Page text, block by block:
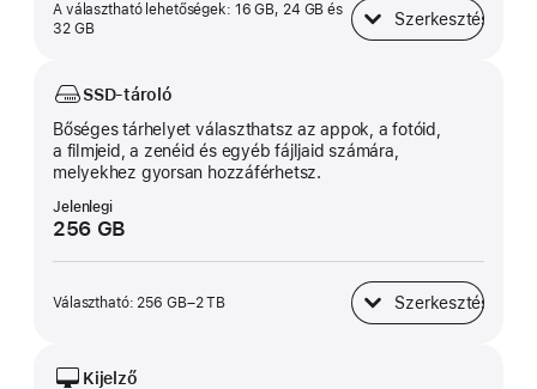
A választható lehetőségek: 16 GB, 24 GB és
32 GB
Szerkesztés
Egyesített memória
SSD-tároló
Bőséges tárhelyet választhatsz az appok, a fotóid,
a filmjeid, a zenéid és egyéb fájljaid számára,
melyekhez gyorsan hozzáférhetsz.
Jelenlegi
256 GB
Választható: 256 GB–2 TB Szerkesztés
SSD-tároló
Kijelző